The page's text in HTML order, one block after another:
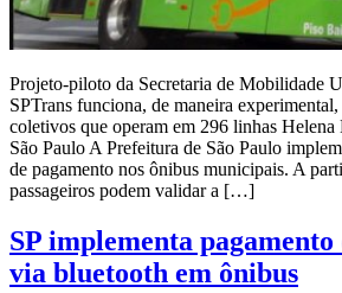
Projeto-piloto da Secretaria de Mobilidade
SPTrans funciona, de maneira
coletivos que operam em 296 linhas
São Paulo A Prefeitura de São Paulo
de pagamento nos ônibus municipais. A
passageiros podem validar a […]
SP implementa pagamento
via bluetooth em ônibus